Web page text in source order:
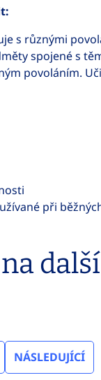
s různými
spojené s
povoláním.
při
NÁSLEDUJÍCÍ